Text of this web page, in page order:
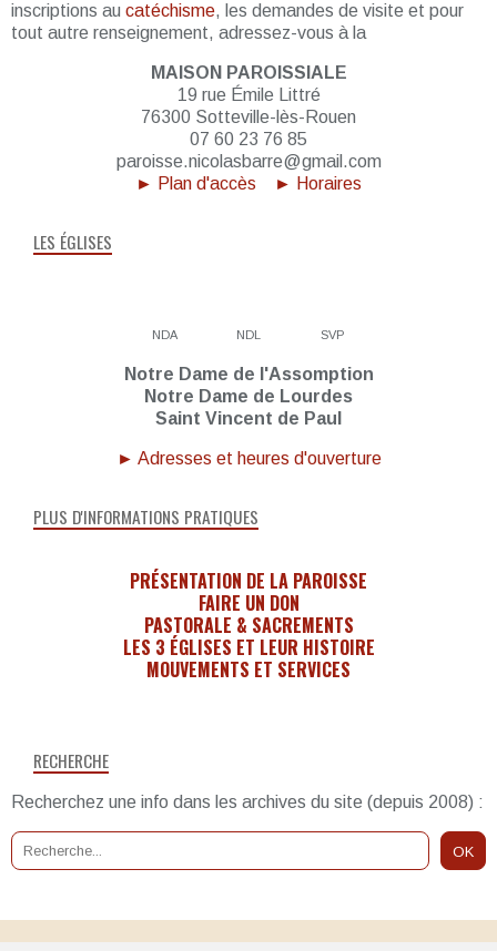
RECHERCHE
Recherchez une info dans les archives du site (depuis 2008) :
inscriptions au catéchisme, les demandes de visite et pour
tout autre renseignement, adressez-vous à la
MAISON PAROISSIALE
19 rue Émile Littré
76300 Sotteville-lès-Rouen
07 60 23 76 85
paroisse.nicolasbarre@gmail.com
► Plan d'accès
► Horaires
LES ÉGLISES
NDA NDL SVP
Notre Dame de l'Assomption
Notre Dame de Lourdes
Saint Vincent de Paul
► Adresses et heures d'ouverture
PLUS D'INFORMATIONS PRATIQUES
PRÉSENTATION DE LA PAROISSE
FAIRE UN DON
PASTORALE & SACREMENTS
LES 3 ÉGLISES ET LEUR HISTOIRE
MOUVEMENTS ET SERVICES